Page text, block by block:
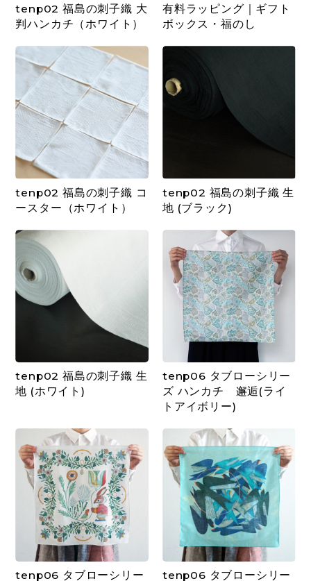
tenp02 福島の刺子織 大
判ハンカチ（ホワイト）
有料ラッピング｜ギフト
ボックス・福のし
tenp02 福島の刺子織 コ
ースター（ホワイト）
tenp02 福島の刺子織 生
地 (ブラック)
tenp02 福島の刺子織 生
地 (ホワイト)
tenp06 タブローシリー
ズ ハンカチ 邂逅(ライ
トアイボリー)
tenp06 タブローシリー
tenp06 タブローシリー